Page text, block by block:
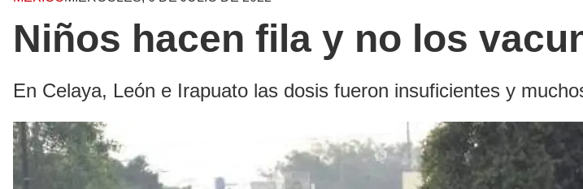
Niños hacen fila y no los
En Celaya, León e Irapuato las dosis fueron insuficientes y